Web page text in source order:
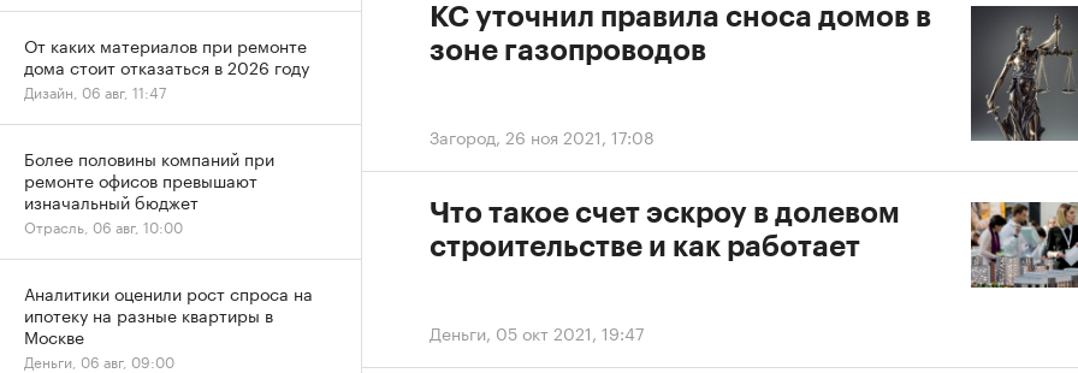
Загород, 26 ноя 2021, 17:08
КС уточнил правила сноса домов в
зоне газопроводов
Деньги, 05 окт 2021, 19:47
Что такое счет эскроу в долевом
строительстве и как работает
От каких материалов при ремонте
дома стоит отказаться в 2026 году
Дизайн, 06 авг, 11:47
Более половины компаний при
ремонте офисов превышают
изначальный бюджет
Отрасль, 06 авг, 10:00
Аналитики оценили рост спроса на
ипотеку на разные квартиры в
Москве
Деньги, 06 авг, 09:00